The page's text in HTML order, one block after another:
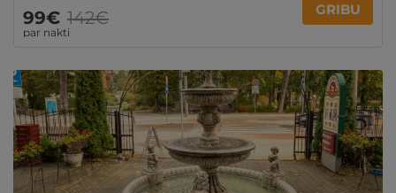
99€
par nakti
142€ GRIBU